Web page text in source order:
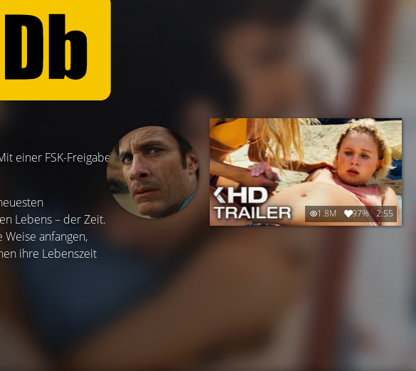
einer FSK-Freigabe
Lebens – der Zeit.
anfangen,
ihre Lebenszeit
1.8M 97% 2:55